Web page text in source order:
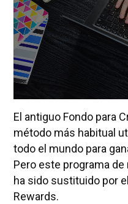
El antiguo Fondo para
método más habitual
todo el mundo para
Pero este programa
ha sido sustituido por
Rewards.